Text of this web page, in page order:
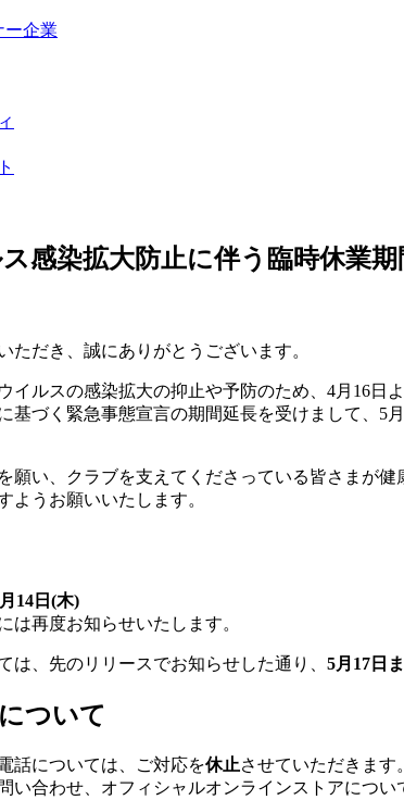
ー企業
感染拡大防止に伴う臨時休業
ただき、誠にありがとうございます。
イルスの感染拡大の抑止や予防のため、4月16日
基づく緊急事態宣言の期間延長を受けまして、5
願い、クラブを支えてくださっている皆さまが
ようお願いいたします。
14日(木)
は再度お知らせいたします。
、先のリリースでお知らせした通り、 5月17日
ついて
話については、ご対応を休止させていただきます。
い合わせ、オフィシャルオンラインストアにつ